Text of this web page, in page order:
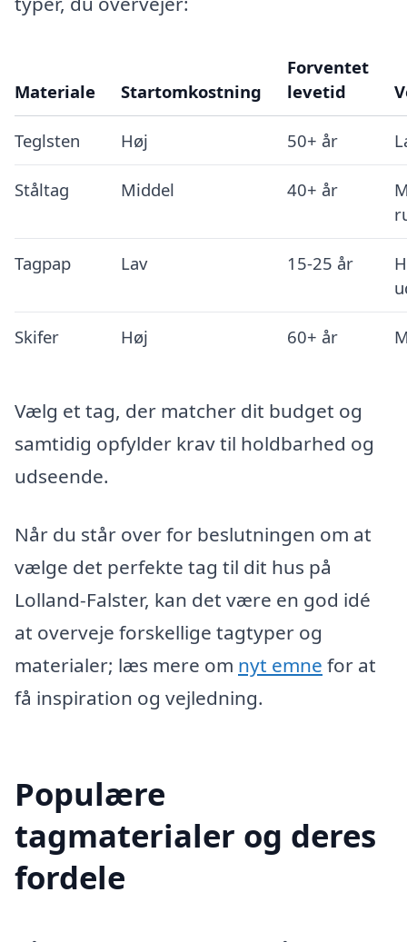
Materiale Startomkostning
Forventet
levetid
Teglsten Høj 50+ år
Ståltag Middel 40+ år
Tagpap Lav 15-25 år
Skifer Høj 60+ år
Vælg et tag, der matcher dit budget og
samtidig opfylder krav til holdbarhed og
udseende.
Når du står over for beslutningen om at
vælge det perfekte tag til dit hus på
Lolland-Falster, kan det være en god idé
at overveje forskellige tagtyper og
materialer; læs mere om nyt emne for at
få inspiration og vejledning.
Populære
tagmaterialer og deres
fordele